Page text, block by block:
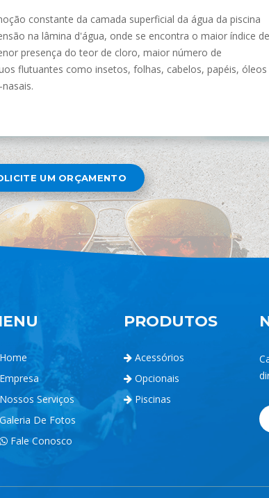
constante da camada superficial da água da piscina
na lâmina d'água, onde se encontra o maior índice de
presença do teor de cloro, maior número de
flutuantes como insetos, folhas, cabelos, papéis, óleos
UM ORÇAMENTO
Home
Empresa
Nossos Serviços
Galeria De Fotos
Fale Conosco
PRODUTOS
Acessórios
Opcionais
Piscinas